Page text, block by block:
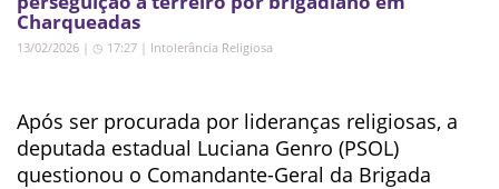
Charqueadas
13/02/2026 | ◷ 17:27 | Intolerância Religiosa
Após ser procurada por lideranças religiosas, a
deputada estadual Luciana Genro (PSOL)
questionou o Comandante-Geral da Brigada